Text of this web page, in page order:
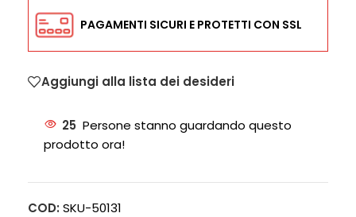
PAGAMENTI SICURI E PROTETTI CON SSL
Aggiungi alla lista dei desideri
25 Persone stanno guardando questo
prodotto ora!
COD: SKU-50131